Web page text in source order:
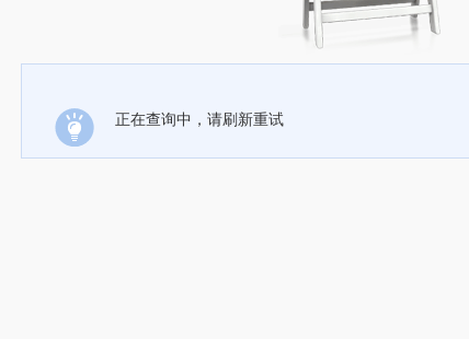
正在查询中，请刷新重试